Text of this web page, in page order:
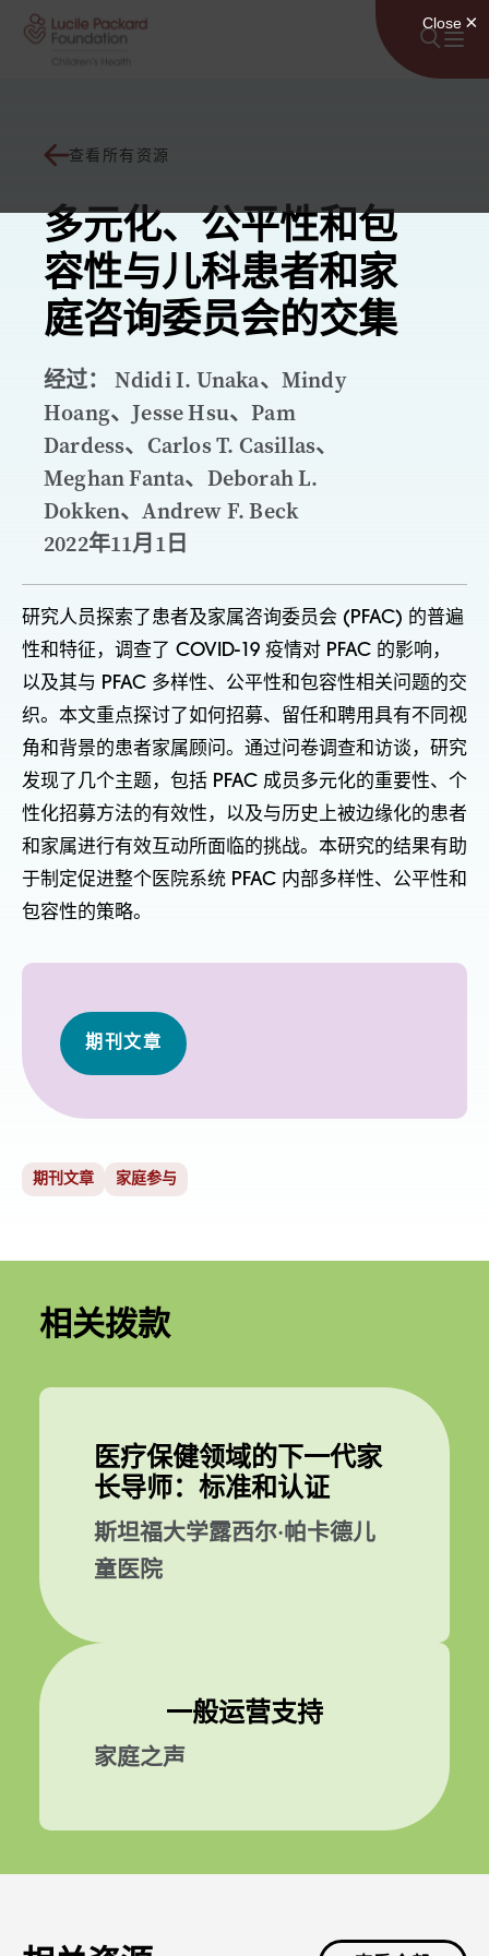
跳至内容
查看所有资源
多元化、公平性和包
容性与儿科患者和家
庭咨询委员会的交集
经过： Ndidi I. Unaka、Mindy
Hoang、Jesse Hsu、Pam
Dardess、Carlos T. Casillas、
Meghan Fanta、Deborah L.
Dokken、Andrew F. Beck
2022年11月1日
研究人员探索了患者及家属咨询委员会 (PFAC) 的普遍
性和特征，调查了 COVID-19 疫情对 PFAC 的影响，
以及其与 PFAC 多样性、公平性和包容性相关问题的交
织。本文重点探讨了如何招募、留任和聘用具有不同视
角和背景的患者家属顾问。通过问卷调查和访谈，研究
发现了几个主题，包括 PFAC 成员多元化的重要性、个
性化招募方法的有效性，以及与历史上被边缘化的患者
和家属进行有效互动所面临的挑战。本研究的结果有助
于制定促进整个医院系统 PFAC 内部多样性、公平性和
包容性的策略。
期刊文章
期刊文章 家庭参与
相关拨款
医疗保健领域的下一代家
长导师：标准和认证
斯坦福大学露西尔·帕卡德儿
童医院
一般运营支持
家庭之声